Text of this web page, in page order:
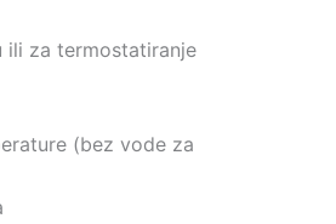
ili za termostatiranje
(bez vode za